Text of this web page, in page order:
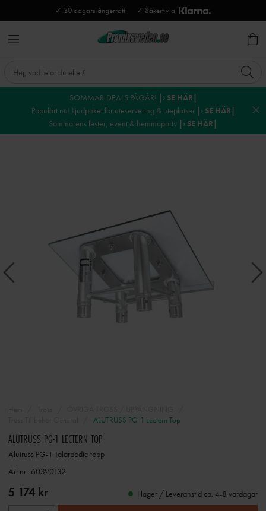
✓ 30 dagars ångerrätt ✓ Säkert via
SOMMAR-DEALS PÅGÅR! |› SE HÄR|
Populärt nu! Ljudpaket för uteservering & uteplatser |› SE HÄR|
Sommarens fester, event & hemmaparty |› SE HÄR|
ALUTRUSS PG-1 Lectern Top
ALUTRUSS PG-1 LECTERN TOP
Alutruss PG-1 Talarpodie topp
Art nr: 60320132
5 174 kr I lager / Leveranstid ca. 4-8 vardagar